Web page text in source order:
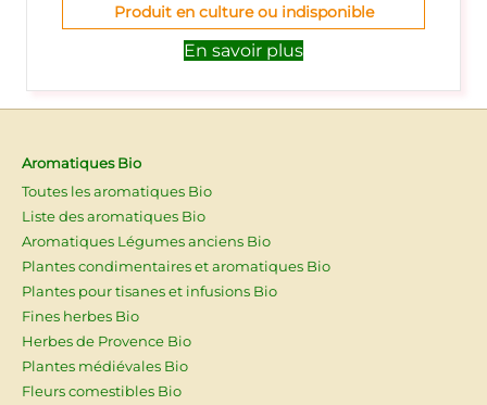
Produit en culture ou indisponible
En savoir plus
Aromatiques Bio
Toutes les aromatiques Bio
Liste des aromatiques Bio
Aromatiques Légumes anciens Bio
Plantes condimentaires et aromatiques Bio
Plantes pour tisanes et infusions Bio
Fines herbes Bio
Herbes de Provence Bio
Plantes médiévales Bio
Fleurs comestibles Bio